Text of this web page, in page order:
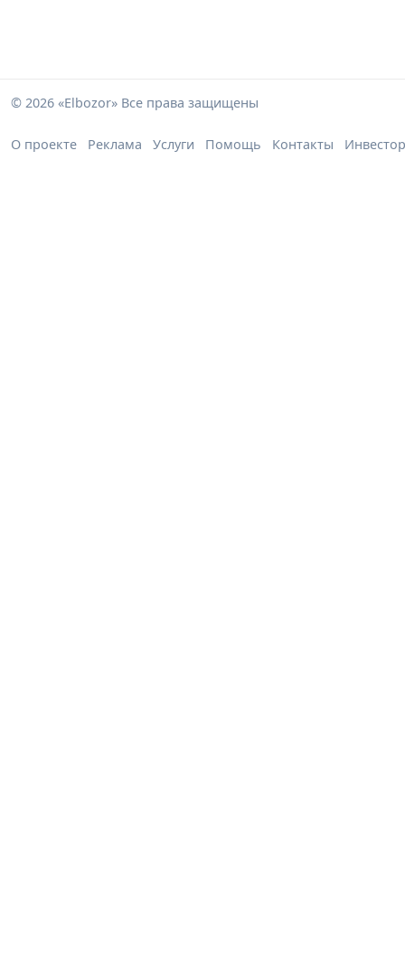
© 2026 «Elbozor» Все права защищены
О проекте Реклама Услуги Помощь Контакты